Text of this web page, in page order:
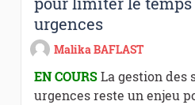
urgences
Malika BAFLAST
EN COURSLa gestion des
urgences reste un enjeu